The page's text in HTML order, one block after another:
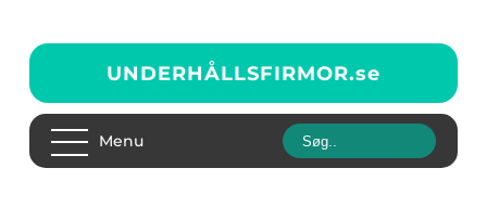
UNDERHÅLLSFIRMOR.se
Menu